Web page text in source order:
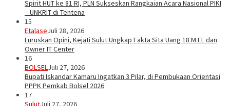
Spirit HUT ke 81 RI, PLN Sukseskan Rangkaian Acara Nasional PIKI
– UNKRIT di Tentena
15
EtalaseJuli 28, 2026
Luruskan Opini, Kejati Sulut Ungkap Fakta Sita Uang 18 M EL dan
Owner IT Center
16
BOLSELJuli 27, 2026
Bupati Iskandar Kamaru Ingatkan 3 Pilar, di Pembukaan Orientasi
PPPK Pemkab Bolsel 2026
17
SulutJuli 27, 2026